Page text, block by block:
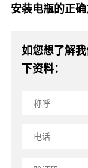
安装电瓶的正
如您想了解
下资料：